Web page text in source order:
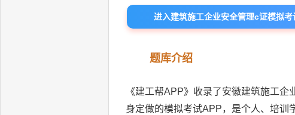
进入建筑施工企业安全管理c证模拟考
题库介绍
《建工帮APP》收录了安徽建筑施工
身定做的模拟考试APP，是个人、培训